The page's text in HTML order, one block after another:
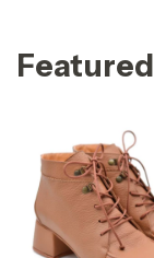
Featured